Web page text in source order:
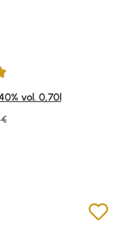
vol. 0,70l
price: